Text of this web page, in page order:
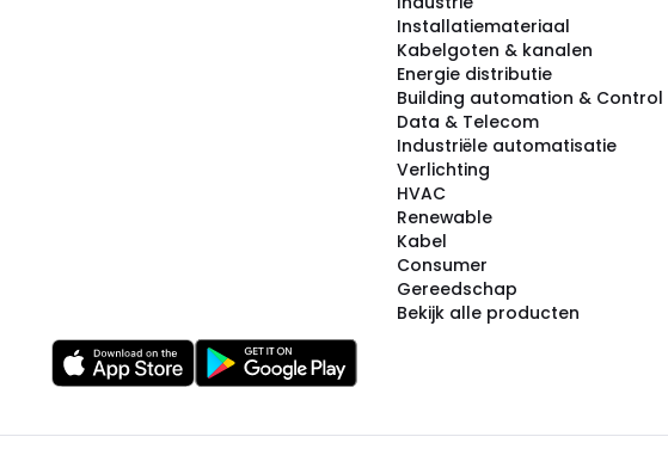
Installatiemateriaal
Kabelgoten & kanalen
Energie distributie
Building automation & Control
Data & Telecom
Industriële automatisatie
Verlichting
HVAC
Renewable
Kabel
Consumer
Gereedschap
Bekijk alle producten